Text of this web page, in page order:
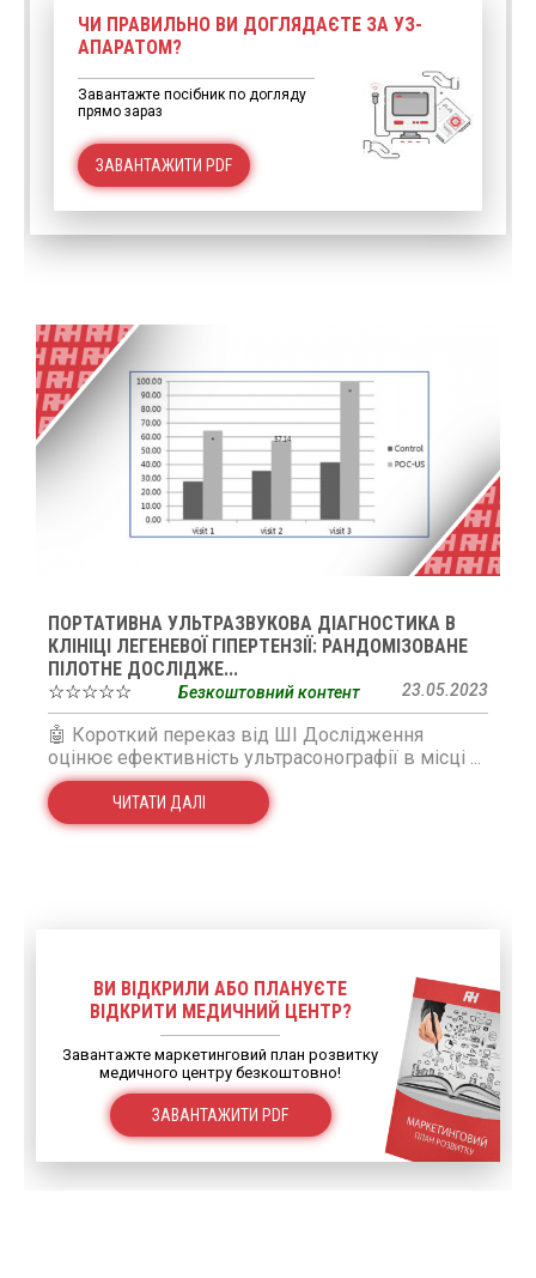
ЧИ ПРАВИЛЬНО ВИ ДОГЛЯДАЄТЕ ЗА УЗ-
АПАРАТОМ?
Завантажте посібник по догляду
прямо зараз
ЗАВАНТАЖИТИ PDF
ПОРТАТИВНА УЛЬТРАЗВУКОВА ДІАГНОСТИКА В
КЛІНІЦІ ЛЕГЕНЕВОЇ ГІПЕРТЕНЗІЇ: РАНДОМІЗОВАНЕ
ПІЛОТНЕ ДОСЛІДЖЕ...
☆☆☆☆☆
23.05.2023
Безкоштовний контент
🤖 Короткий переказ від ШІ Дослідження
оцінює ефективність ультрасонографії в місці ...
ЧИТАТИ ДАЛІ
ВИ ВІДКРИЛИ АБО ПЛАНУЄТЕ
ВІДКРИТИ МЕДИЧНИЙ ЦЕНТР?
Завантажте маркетинговий план розвитку
медичного центру безкоштовно!
ЗАВАНТАЖИТИ PDF